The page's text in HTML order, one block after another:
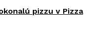
pizzu v Pizza